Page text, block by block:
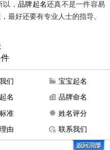
， 品牌起名还真不是一件容易
最好还要有专业人士的指导。
们
宝宝起名
名
品牌命名
准
姓名评分
由 联系我们